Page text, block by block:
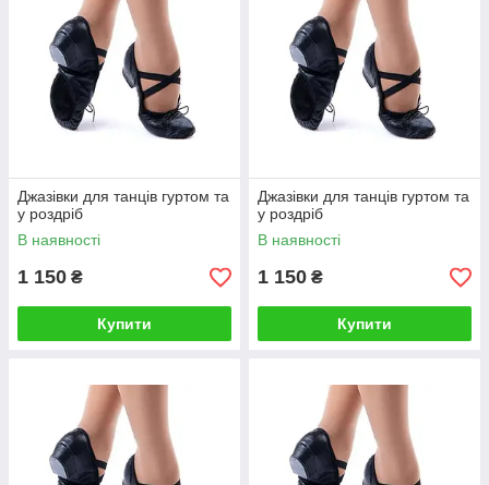
Джазівки для танців гуртом та
у роздріб
В наявності
1 150 ₴
Купити
Джазівки для танців гуртом та
у роздріб
В наявності
1 150 ₴
Купити